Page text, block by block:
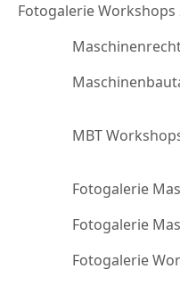
Fotogalerie Workshops
MBT
Fotogalerie
Fotogalerie
Fotogalerie